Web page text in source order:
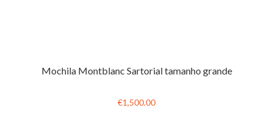
Mochila Montblanc Sartorial tamanho grande
€1,500.00